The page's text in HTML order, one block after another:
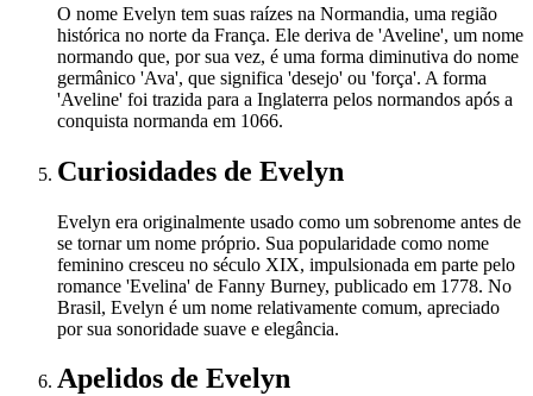
O nome Evelyn tem suas raízes na Normandia, uma região
histórica no norte da França. Ele deriva de 'Aveline', um nome
normando que, por sua vez, é uma forma diminutiva do nome
germânico 'Ava', que significa 'desejo' ou 'força'. A forma
'Aveline' foi trazida para a Inglaterra pelos normandos após a
conquista normanda em 1066.
Curiosidades de Evelyn
Evelyn era originalmente usado como um sobrenome antes de
se tornar um nome próprio. Sua popularidade como nome
feminino cresceu no século XIX, impulsionada em parte pelo
romance 'Evelina' de Fanny Burney, publicado em 1778. No
Brasil, Evelyn é um nome relativamente comum, apreciado
por sua sonoridade suave e elegância.
Apelidos de Evelyn